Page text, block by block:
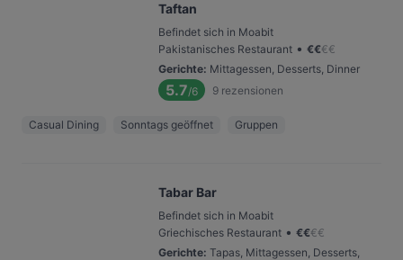
Taftan
Befindet sich in Moabit
Pakistanisches Restaurant • €€€€
Gerichte: Mittagessen, Desserts, Dinner
5.7/6 9 rezensionen
Casual Dining Sonntags geöffnet Gruppen
Tabar Bar
Befindet sich in Moabit
Griechisches Restaurant • €€€€
Gerichte: Tapas, Mittagessen, Desserts,